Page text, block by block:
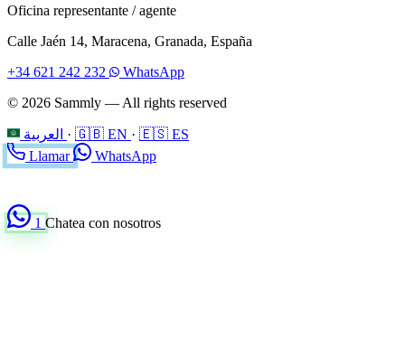
Oficina representante / agente
Calle Jaén 14, Maracena, Granada, España
+34 621 242 232
WhatsApp
© 2026 Sammly — All rights reserved
· 🇬🇧 EN · 🇪🇸 ES
Llamar
WhatsApp
1 Chatea con nosotros